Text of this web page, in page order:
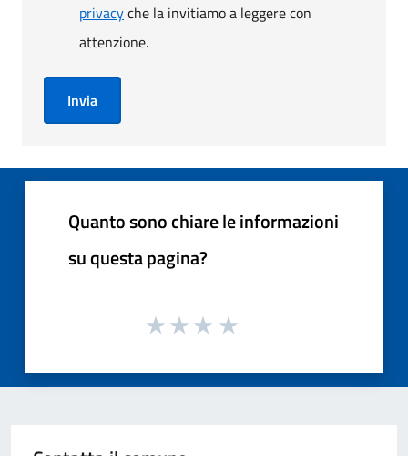
privacyche la invitiamo a leggere con
attenzione.
Invia
Quanto sono chiare le informazioni
su questa pagina?